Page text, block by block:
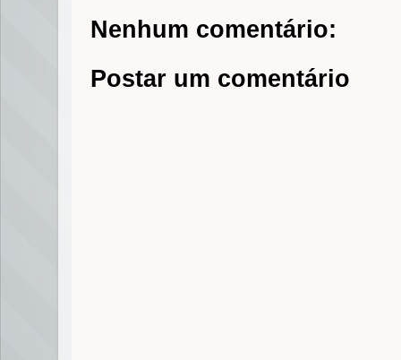
Nenhum comentário:
Postar um comentário